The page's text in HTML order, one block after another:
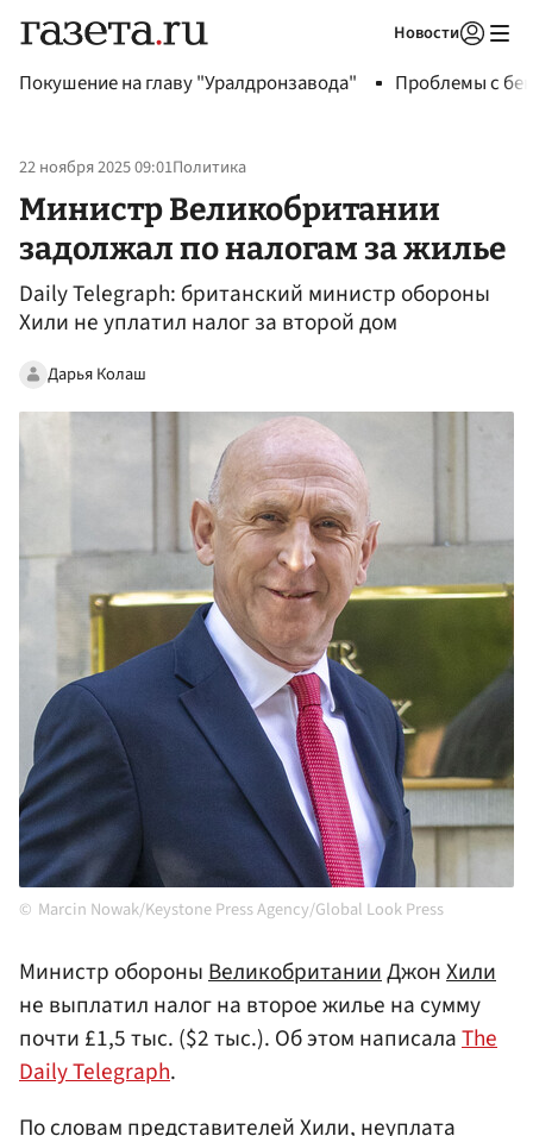
Новости
Покушение на главу "Уралдронзавода" Проблемы с
22 ноября 2025 09:01Политика
Министр Великобритании
задолжал по налогам за жилье
Daily Telegraph: британский министр обороны
Хили не уплатил налог за второй дом
Дарья Колаш
Marcin Nowak/Keystone Press Agency/Global Look Press
Министр обороныВеликобританииДжонХили
не выплатил налог на второе жилье на сумму
почти £1,5 тыс. ($2 тыс.). Об этом написалаThe
Daily Telegraph.
По словам представителей Хили, неуплата